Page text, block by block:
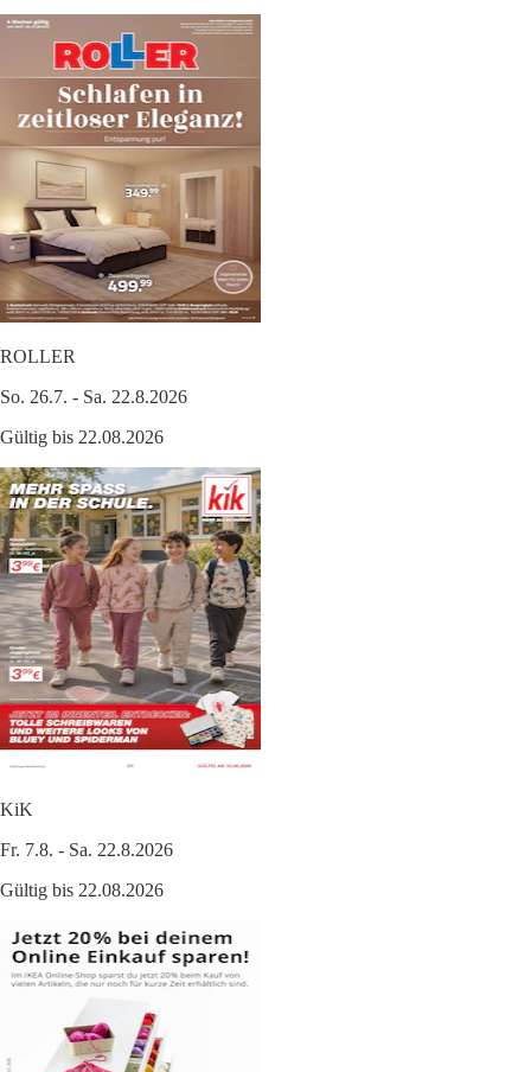
ROLLER
So. 26.7. - Sa. 22.8.2026
Gültig bis 22.08.2026
KiK
Fr. 7.8. - Sa. 22.8.2026
Gültig bis 22.08.2026